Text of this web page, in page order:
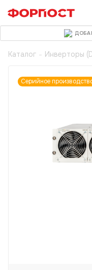
Каталог - Инверторы
Серийное